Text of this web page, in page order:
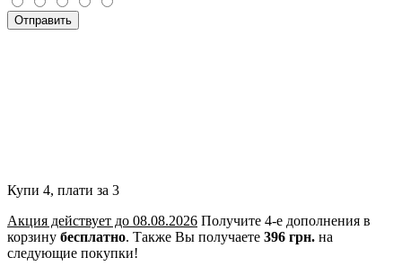
Отправить
Купи 4, плати за 3
Акция действует до 08.08.2026 Получите 4-е дополнения в
корзину бесплатно. Также Вы получаете 396 грн. на
следующие покупки!